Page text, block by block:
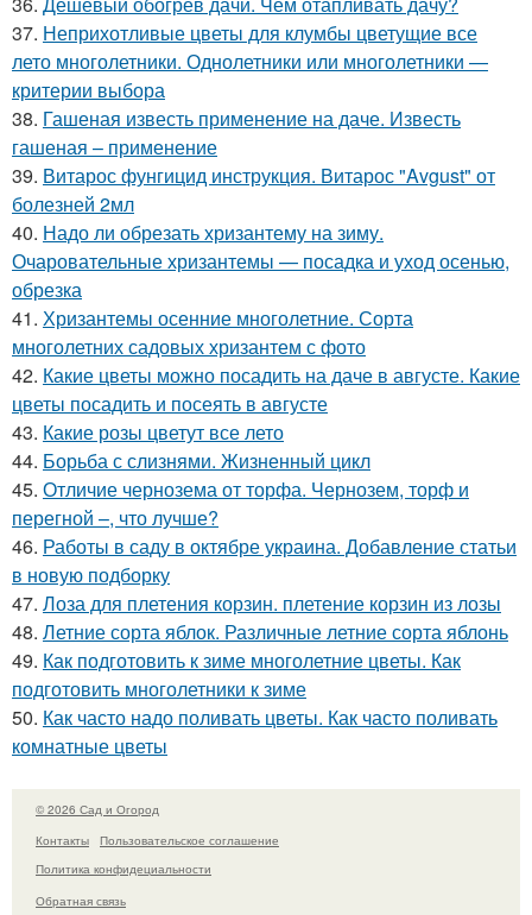
37. Неприхотливые цветы для клумбы цветущие все
лето многолетники. Однолетники или многолетники —
критерии выбора
38. Гашеная известь применение на даче. Известь
гашеная – применение
39. Витарос фунгицид инструкция. Витарос "Avgust" от
болезней 2мл
40. Надо ли обрезать хризантему на зиму.
Очаровательные хризантемы — посадка и уход осенью,
обрезка
41. Хризантемы осенние многолетние. Сорта
многолетних садовых хризантем с фото
42. Какие цветы можно посадить на даче в августе. Какие
цветы посадить и посеять в августе
43. Какие розы цветут все лето
44. Борьба с слизнями. Жизненный цикл
45. Отличие чернозема от торфа. Чернозем, торф и
перегной –, что лучше?
46. Работы в саду в октябре украина. Добавление статьи
в новую подборку
47. Лоза для плетения корзин. плетение корзин из лозы
48. Летние сорта яблок. Различные летние сорта яблонь
49. Как подготовить к зиме многолетние цветы. Как
подготовить многолетники к зиме
50. Как часто надо поливать цветы. Как часто поливать
комнатные цветы
© 2026 Сад и Огород
Контакты
Пользовательское соглашение
Политика конфидециальности
Обратная связь